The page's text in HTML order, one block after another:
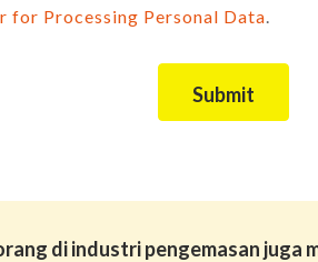
for Processing Personal Data.
Submit
di industri pengemasan juga